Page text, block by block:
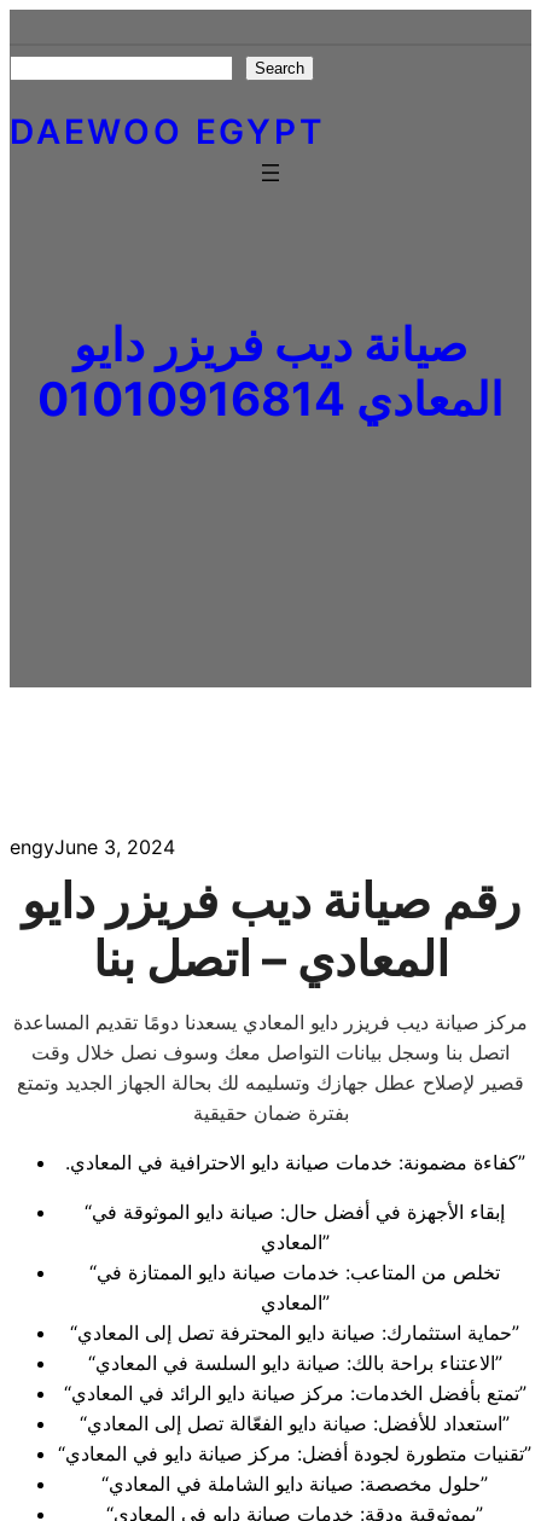
to
content
Search
DAEWOO EGYPT
صيانة ديب فريزر دايو
المعادي 01010916814
engyJune 3, 2024
رقم صيانة ديب فريزر دايو
المعادي – اتصل بنا
مركز صيانة ديب فريزر دايو المعادي يسعدنا دومًا تقديم المساعدة
اتصل بنا وسجل بيانات التواصل معك وسوف نصل خلال وقت
قصير لإصلاح عطل جهازك وتسليمه لك بحالة الجهاز الجديد وتمتع
بفترة ضمان حقيقية
.كفاءة مضمونة: خدمات صيانة دايو الاحترافية في المعادي”
“إبقاء الأجهزة في أفضل حال: صيانة دايو الموثوقة في
المعادي”
“تخلص من المتاعب: خدمات صيانة دايو الممتازة في
المعادي”
“حماية استثمارك: صيانة دايو المحترفة تصل إلى المعادي”
“الاعتناء براحة بالك: صيانة دايو السلسة في المعادي”
“تمتع بأفضل الخدمات: مركز صيانة دايو الرائد في المعادي”
“استعداد للأفضل: صيانة دايو الفعّالة تصل إلى المعادي”
“تقنيات متطورة لجودة أفضل: مركز صيانة دايو في المعادي”
“حلول مخصصة: صيانة دايو الشاملة في المعادي”
“بموثوقية ودقة: خدمات صيانة دايو في المعادي”